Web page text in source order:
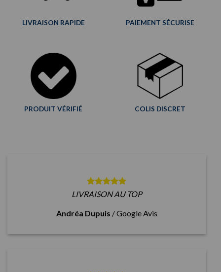
LIVRAISON RAPIDE PAIEMENT SÉCURISE
PRODUIT VÉRIFIÉ COLIS DISCRET
LIVRAISON AU TOP
Andréa Dupuis /Google Avis